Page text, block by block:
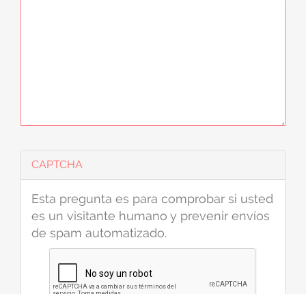
CAPTCHA
Esta pregunta es para comprobar si usted
es un visitante humano y prevenir envíos
de spam automatizado.